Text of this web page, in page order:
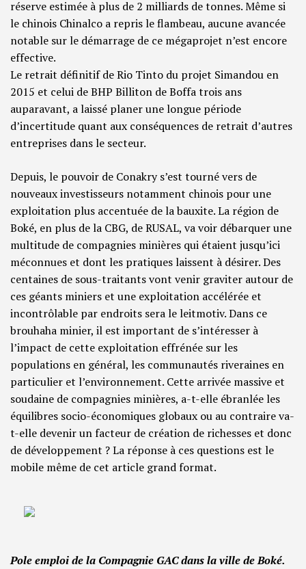
réserve estimée à plus de 2 milliards de tonnes. Même si
le chinois Chinalco a repris le flambeau, aucune avancée
notable sur le démarrage de ce mégaprojet n’est encore
effective.
Le retrait définitif de Rio Tinto du projet Simandou en
2015 et celui de BHP Billiton de Boffa trois ans
auparavant, a laissé planer une longue période
d’incertitude quant aux conséquences de retrait d’autres
entreprises dans le secteur.
Depuis, le pouvoir de Conakry s’est tourné vers de
nouveaux investisseurs notamment chinois pour une
exploitation plus accentuée de la bauxite. La région de
Boké, en plus de la CBG, de RUSAL, va voir débarquer une
multitude de compagnies minières qui étaient jusqu’ici
méconnues et dont les pratiques laissent à désirer. Des
centaines de sous-traitants vont venir graviter autour de
ces géants miniers et une exploitation accélérée et
incontrôlable par endroits sera le leitmotiv. Dans ce
brouhaha minier, il est important de s’intéresser à
l’impact de cette exploitation effrénée sur les
populations en général, les communautés riveraines en
particulier et l’environnement. Cette arrivée massive et
soudaine de compagnies minières, a-t-elle ébranlée les
équilibres socio-économiques globaux ou au contraire va-
t-elle devenir un facteur de création de richesses et donc
de développement ? La réponse à ces questions est le
mobile même de cet article grand format.
Pole emploi de la Compagnie GAC dans la ville de Boké.